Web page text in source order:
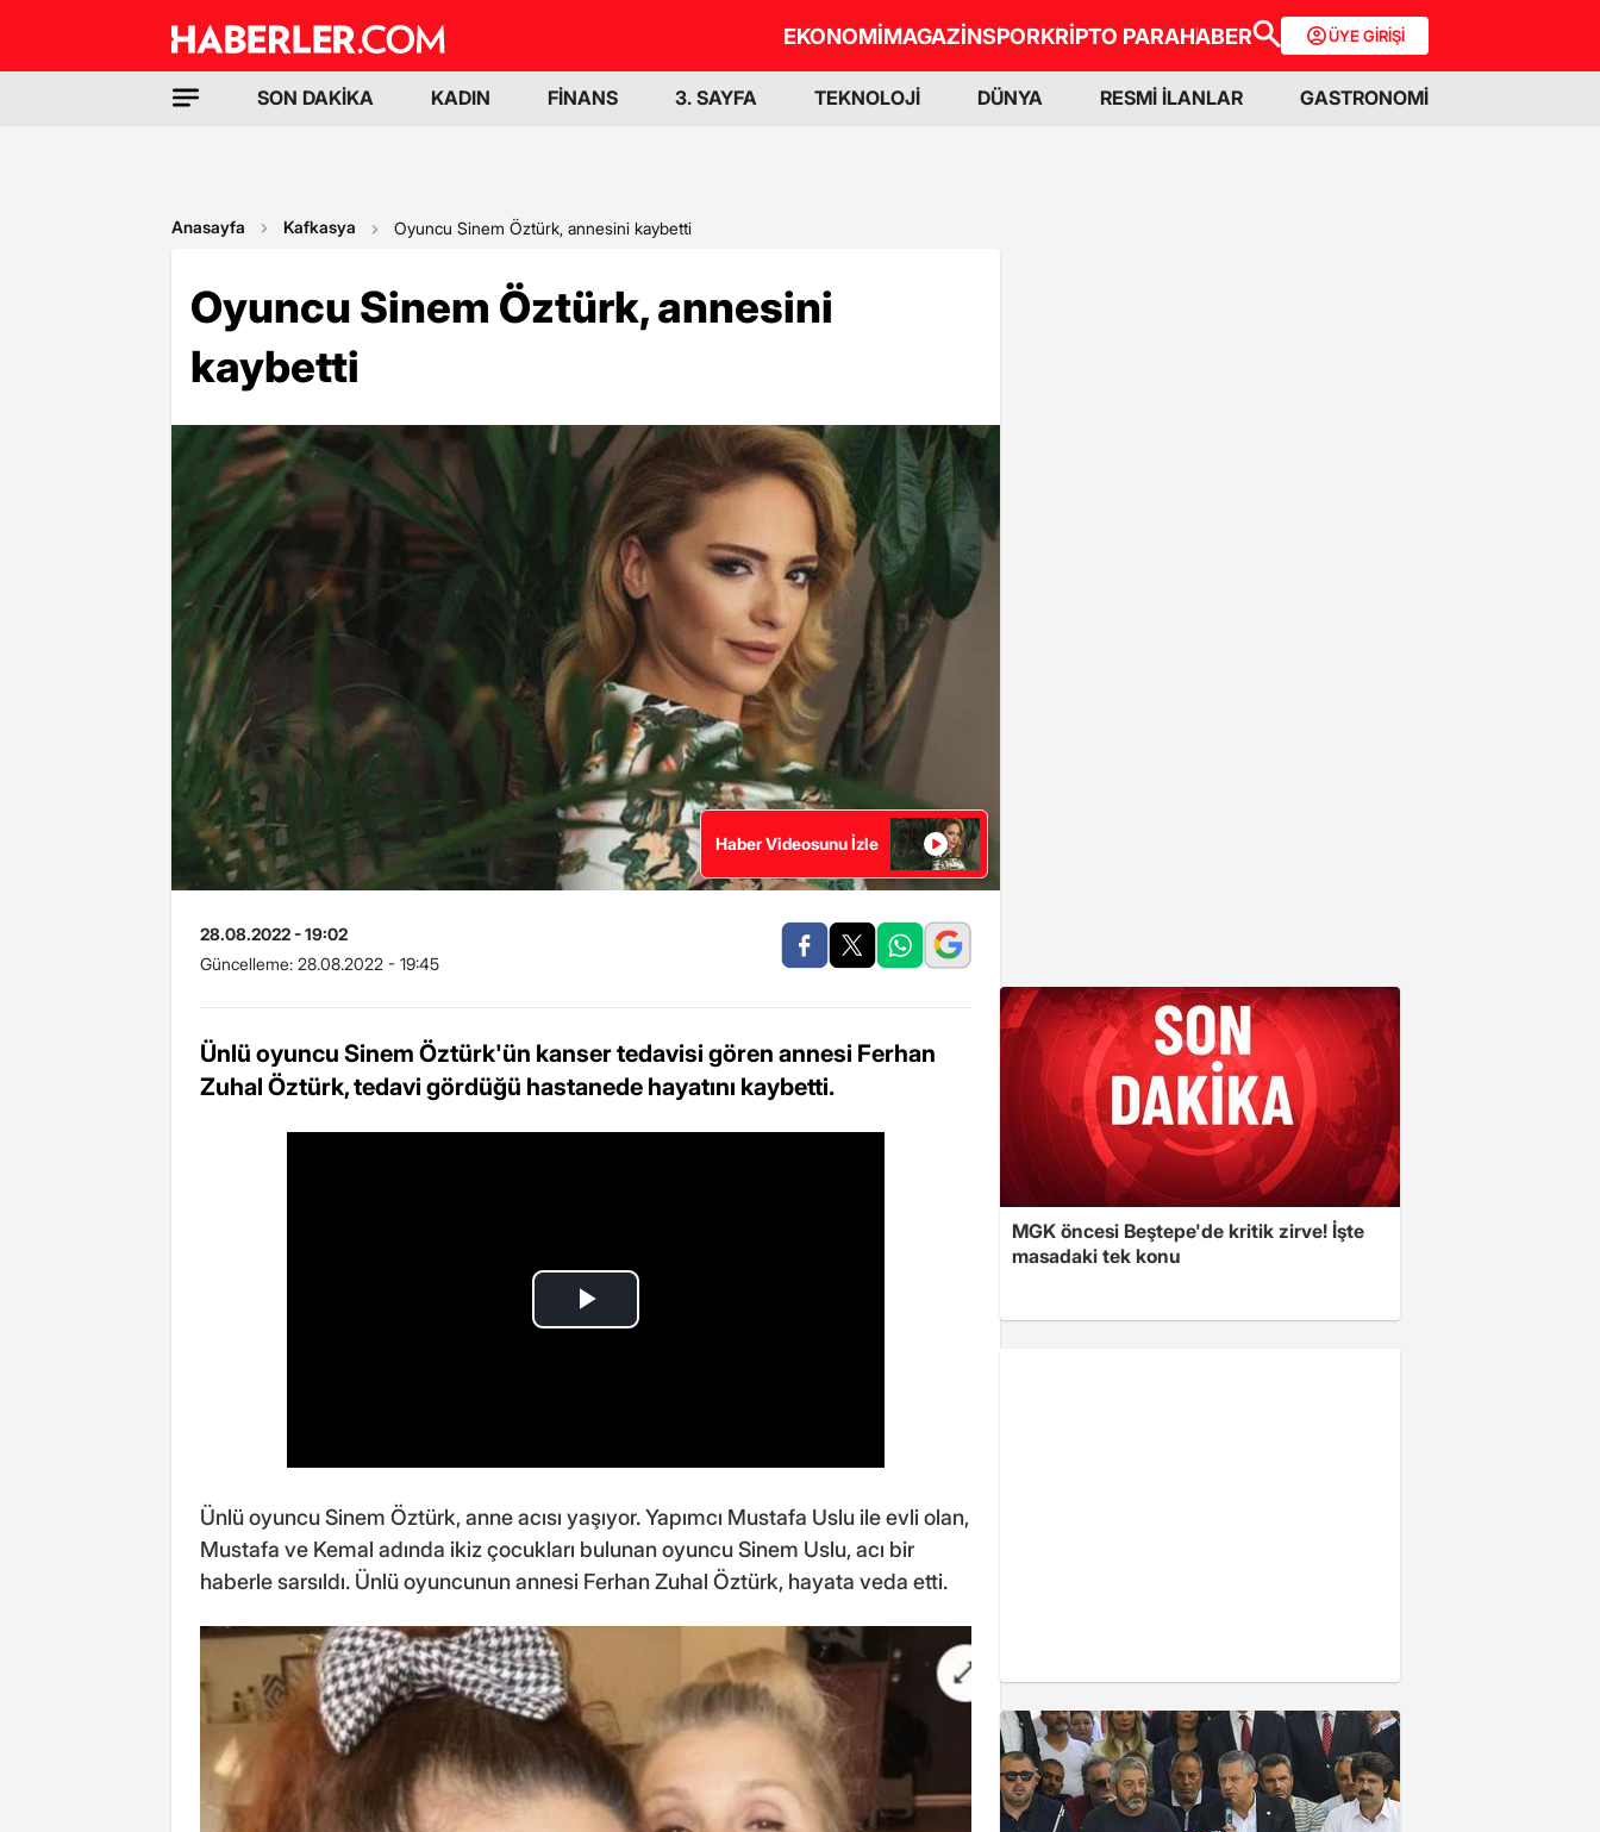
EKONOMİMAGAZİNSPORKRİPTO PARAHABER ÜYE GİRİŞİ
SON DAKİKA KADIN FİNANS 3. SAYFA TEKNOLOJİ DÜNYA RESMİ İLANLAR GASTRONOMİ
Anasayfa Kafkasya Oyuncu Sinem Öztürk, annesini kaybetti
Oyuncu Sinem Öztürk, annesini
kaybetti
Haber Videosunu İzle
28.08.2022 - 19:02
Güncelleme: 28.08.2022 - 19:45
Ünlü oyuncu Sinem Öztürk'ün kanser tedavisi gören annesi Ferhan
Zuhal Öztürk, tedavi gördüğü hastanede hayatını kaybetti.
Ünlü oyuncu Sinem Öztürk, anne acısı yaşıyor. Yapımcı Mustafa Uslu ile evli olan,
Mustafa ve Kemal adında ikiz çocukları bulunan oyuncu Sinem Uslu, acı bir
haberle sarsıldı. Ünlü oyuncunun annesi Ferhan Zuhal Öztürk, hayata veda etti.
MGK öncesi Beştepe'de kritik zirve! İşte
masadaki tek konu